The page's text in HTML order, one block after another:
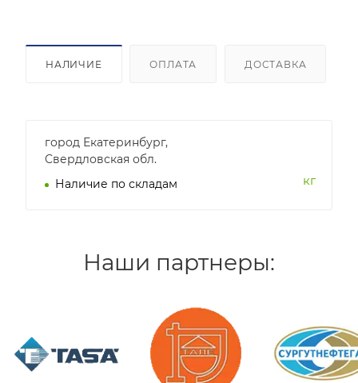
НАЛИЧИЕ ОПЛАТА ДОСТАВКА
город Екатеринбург,
Свердловская обл.
Наличие по складам
кг
Наши партнеры: